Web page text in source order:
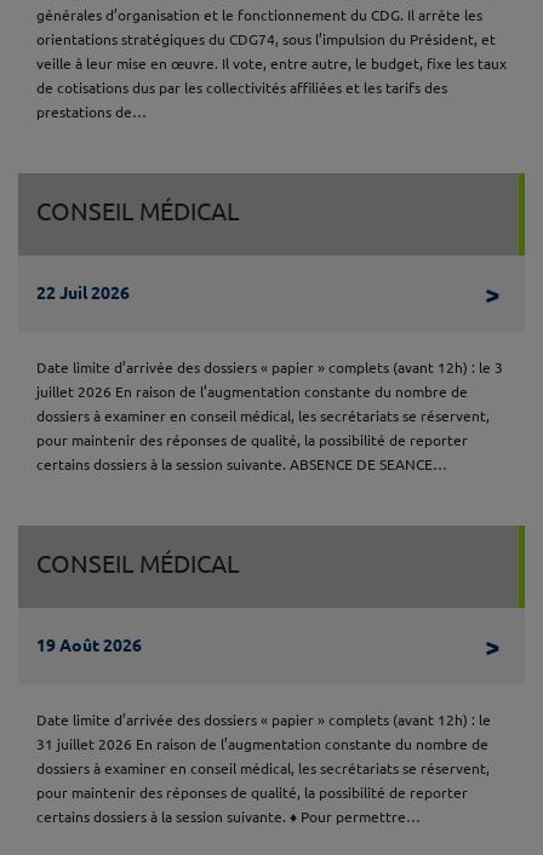
générales d’organisation et le fonctionnement du CDG. Il arrête les
orientations stratégiques du CDG74, sous l’impulsion du Président, et
veille à leur mise en œuvre. Il vote, entre autre, le budget, fixe les taux
de cotisations dus par les collectivités affiliées et les tarifs des
prestations de…
CONSEIL MÉDICAL
22 Juil 2026 Lire
>
Date limite d’arrivée des dossiers « papier » complets (avant 12h) : le 3
juillet 2026 En raison de l’augmentation constante du nombre de
dossiers à examiner en conseil médical, les secrétariats se réservent,
pour maintenir des réponses de qualité, la possibilité de reporter
certains dossiers à la session suivante. ABSENCE DE SEANCE…
CONSEIL MÉDICAL
19 Août 2026 Lire
>
Date limite d’arrivée des dossiers « papier » complets (avant 12h) : le
31 juillet 2026 En raison de l’augmentation constante du nombre de
dossiers à examiner en conseil médical, les secrétariats se réservent,
pour maintenir des réponses de qualité, la possibilité de reporter
certains dossiers à la session suivante. ♦ Pour permettre…